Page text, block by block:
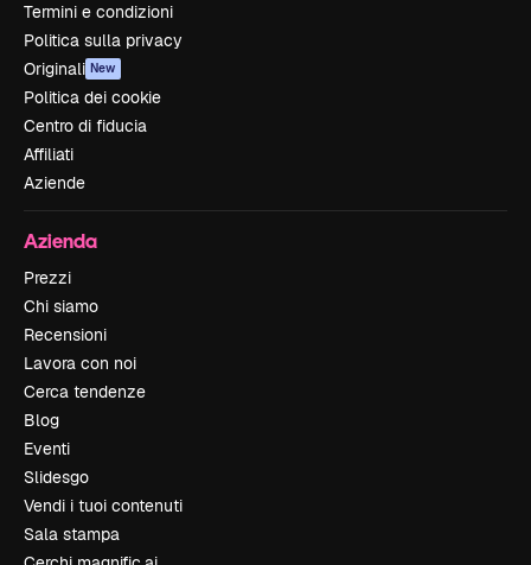
Termini e condizioni
Politica sulla privacy
Originali New
Politica dei cookie
Centro di fiducia
Affiliati
Aziende
Azienda
Prezzi
Chi siamo
Recensioni
Lavora con noi
Cerca tendenze
Blog
Eventi
Slidesgo
Vendi i tuoi contenuti
Sala stampa